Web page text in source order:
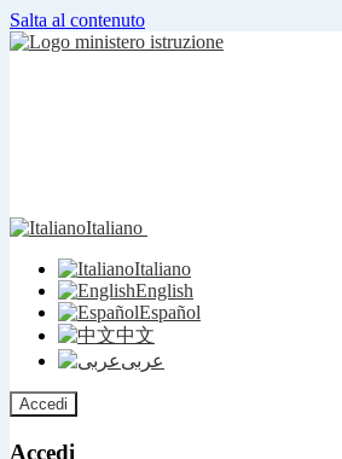
Salta al contenuto
Italiano
Italiano
English
Español
中文
عربى
Accedi
Accedi